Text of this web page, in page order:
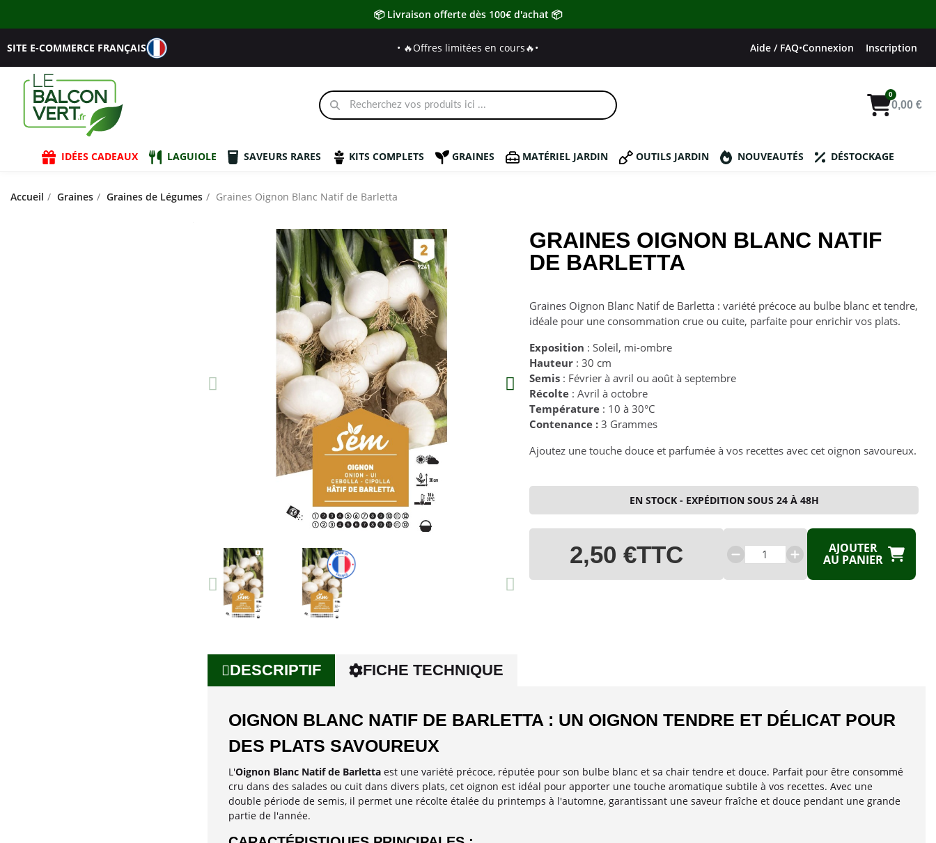
📦 Livraison offerte dès 100€ d'achat 📦
SITE E-COMMERCE FRANÇAIS • 🔥Offres limitées en cours🔥• Aide / FAQ•Connexion Inscription
0,00 €
IDÉES CADEAUX LAGUIOLE SAVEURS RARES KITS COMPLETS GRAINES MATÉRIEL JARDIN OUTILS JARDIN NOUVEAUTÉS DÉSTOCKAGE
Accueil Graines Graines de Légumes Graines Oignon Blanc Natif de Barletta
GRAINES OIGNON BLANC NATIF
DE BARLETTA
Graines Oignon Blanc Natif de Barletta : variété précoce au bulbe blanc et tendre,
idéale pour une consommation crue ou cuite, parfaite pour enrichir vos plats.
Exposition : Soleil, mi-ombre
Hauteur : 30 cm
Semis : Février à avril ou août à septembre
Récolte : Avril à octobre
Température : 10 à 30°C
Contenance : 3 Grammes
Ajoutez une touche douce et parfumée à vos recettes avec cet oignon savoureux.
EN STOCK - EXPÉDITION SOUS 24 À 48H
2,50 €TTC AJOUTER
AU PANIER
DESCRIPTIF FICHE TECHNIQUE
OIGNON BLANC NATIF DE BARLETTA : UN OIGNON TENDRE ET DÉLICAT POUR
DES PLATS SAVOUREUX
L'Oignon Blanc Natif de Barlettaest une variété précoce, réputée pour son bulbe blanc et sa chair tendre et douce. Parfait pour être consommé
cru dans des salades ou cuit dans divers plats, cet oignon est idéal pour apporter une touche aromatique subtile à vos recettes. Avec une
double période de semis, il permet une récolte étalée du printemps à l'automne, garantissant une saveur fraîche et douce pendant une grande
partie de l'année.